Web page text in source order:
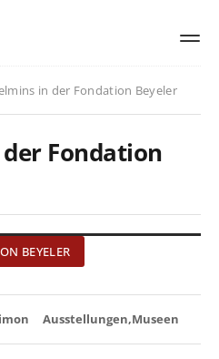
in der Fondation Beyeler
Fondation
BEYELER
Ausstellungen Museen